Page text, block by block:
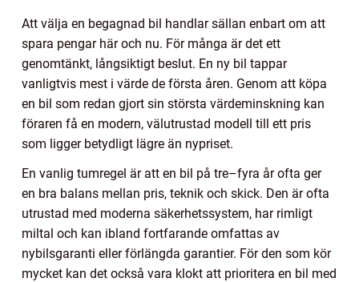
Att välja en begagnad bil handlar sällan enbart om att
spara pengar här och nu. För många är det ett
genomtänkt, långsiktigt beslut. En ny bil tappar
vanligtvis mest i värde de första åren. Genom att köpa
en bil som redan gjort sin största värdeminskning kan
föraren få en modern, välutrustad modell till ett pris
som ligger betydligt lägre än nypriset.
En vanlig tumregel är att en bil på tre–fyra år ofta ger
en bra balans mellan pris, teknik och skick. Den är ofta
utrustad med moderna säkerhetssystem, har rimligt
miltal och kan ibland fortfarande omfattas av
nybilsgaranti eller förlängda garantier. För den som kör
mycket kan det också vara klokt att prioritera en bil med